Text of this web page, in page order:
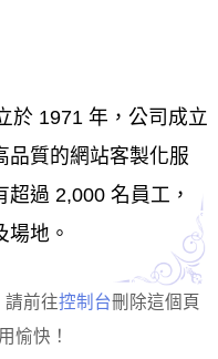
於 1971 年，公司成立
品質的網站客製化服
過 2,000 名員工，
地。
請前往控制台刪除這個頁
愉快！